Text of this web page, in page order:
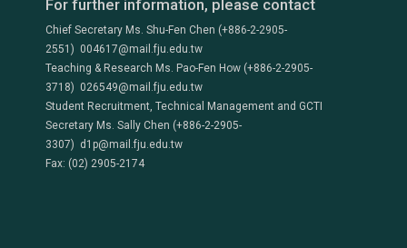
For further information, please contact
Chief Secretary Ms. Shu-Fen Chen (+886-2-2905-
2551) 004617@mail.fju.edu.tw
Teaching & Research Ms. Pao-Fen How (+886-2-2905-
3718) 026549@mail.fju.edu.tw
Student Recruitment, Technical Management and GCTI
Secretary Ms. Sally Chen (+886-2-2905-
3307) d1p@mail.fju.edu.tw
Fax: (02) 2905-2174